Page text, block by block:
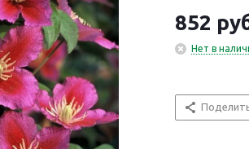
за опоры
небольших
852
Нет в